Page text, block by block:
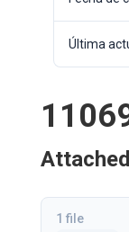
Última
1 file